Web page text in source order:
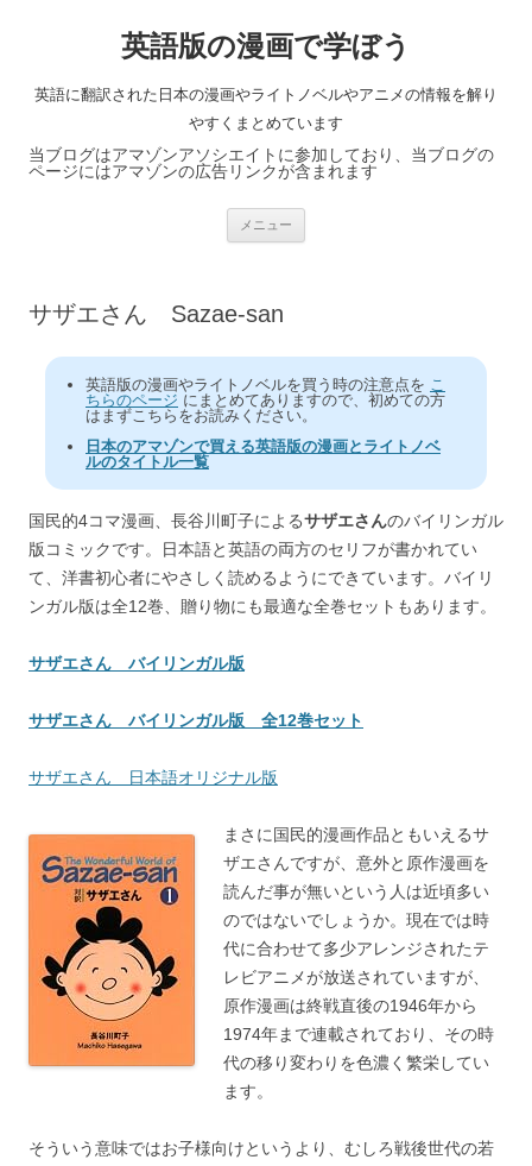
英語版の漫画で学ぼう
英語に翻訳された日本の漫画やライトノベルやアニメの情報を解り
やすくまとめています
当ブログはアマゾンアソシエイトに参加しており、当ブログの
ページにはアマゾンの広告リンクが含まれます
メニュー
サザエさん Sazae-san
英語版の漫画やライトノベルを買う時の注意点を こ
ちらのページ にまとめてありますので、初めての方
はまずこちらをお読みください。
日本のアマゾンで買える英語版の漫画とライトノベ
ルのタイトル一覧
国民的4コマ漫画、長谷川町子によるサザエさんのバイリンガル
版コミックです。日本語と英語の両方のセリフが書かれてい
て、洋書初心者にやさしく読めるようにできています。バイリ
ンガル版は全12巻、贈り物にも最適な全巻セットもあります。
サザエさん バイリンガル版
サザエさん バイリンガル版 全12巻セット
サザエさん 日本語オリジナル版
まさに国民的漫画作品ともいえるサ
ザエさんですが、意外と原作漫画を
読んだ事が無いという人は近頃多い
のではないでしょうか。現在では時
代に合わせて多少アレンジされたテ
レビアニメが放送されていますが、
原作漫画は終戦直後の1946年から
1974年まで連載されており、その時
代の移り変わりを色濃く繁栄してい
ます。
そういう意味ではお子様向けというより、むしろ戦後世代の若